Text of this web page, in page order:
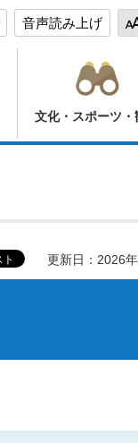
音声読み上げ
文化・スポーツ・
更新日：2026